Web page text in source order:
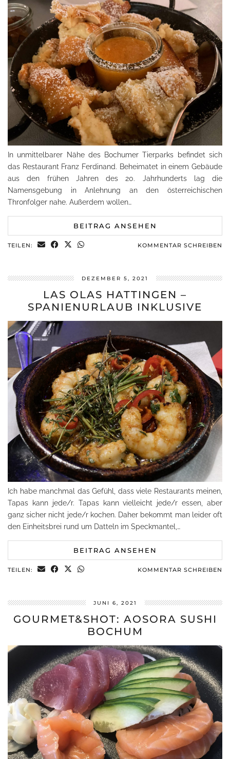
In unmittelbarer Nähe des Bochumer Tierparks befindet sich
das Restaurant Franz Ferdinand. Beheimatet in einem Gebäude
aus den frühen Jahren des 20. Jahrhunderts lag die
Namensgebung in Anlehnung an den österreichischen
Thronfolger nahe. Außerdem wollen…
BEITRAG ANSEHEN
TEILEN: KOMMENTAR SCHREIBEN
DEZEMBER 5, 2021
LAS OLAS HATTINGEN –
SPANIENURLAUB INKLUSIVE
Ich habe manchmal das Gefühl, dass viele Restaurants meinen,
Tapas kann jede/r. Tapas kann vielleicht jede/r essen, aber
ganz sicher nicht jede/r kochen. Daher bekommt man leider oft
den Einheitsbrei rund um Datteln im Speckmantel,…
BEITRAG ANSEHEN
TEILEN: KOMMENTAR SCHREIBEN
JUNI 6, 2021
GOURMET&SHOT: AOSORA SUSHI
BOCHUM